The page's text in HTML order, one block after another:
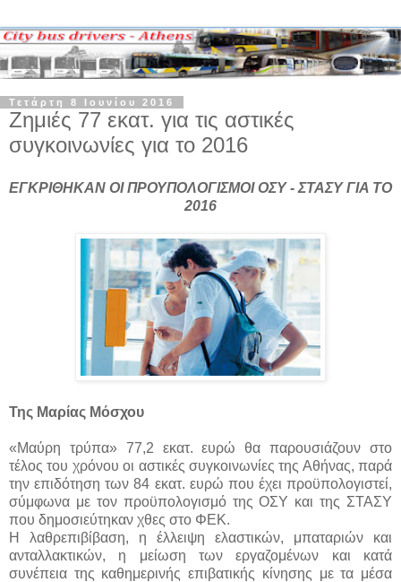
Τετάρτη 8 Ιουνίου 2016
Ζημιές 77 εκατ. για τις αστικές
συγκοινωνίες για το 2016
ΕΓΚΡΙΘΗΚΑΝ ΟΙ ΠΡΟΥΠΟΛΟΓΙΣΜΟΙ ΟΣΥ - ΣΤΑΣΥ ΓΙΑ ΤΟ
2016
Της Μαρίας Μόσχου
«Μαύρη τρύπα» 77,2 εκατ. ευρώ θα παρουσιάζουν στο
τέλος του χρόνου οι αστικές συγκοινωνίες της Αθήνας, παρά
την επιδότηση των 84 εκατ. ευρώ που έχει προϋπολογιστεί,
σύμφωνα με τον προϋπολογισμό της ΟΣΥ και της ΣΤΑΣΥ
που δημοσιεύτηκαν χθες στο ΦΕΚ.
Η λαθρεπιβίβαση, η έλλειψη ελαστικών, μπαταριών και
ανταλλακτικών, η μείωση των εργαζομένων και κατά
συνέπεια της καθημερινής επιβατικής κίνησης με τα μέσα